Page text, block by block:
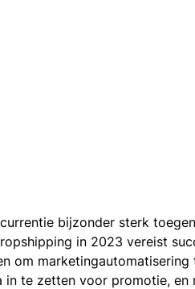
bijzonder sterk
in 2023 vereist
om marketingautomatisering
te zetten voor promotie, en